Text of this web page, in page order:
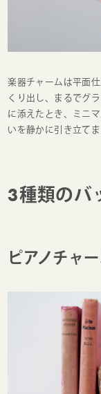
楽器チャームは平面
くり出し、まるでグ
に添えたとき、ミニ
いを静かに引き立てま
3種類のバ
ピアノチャ